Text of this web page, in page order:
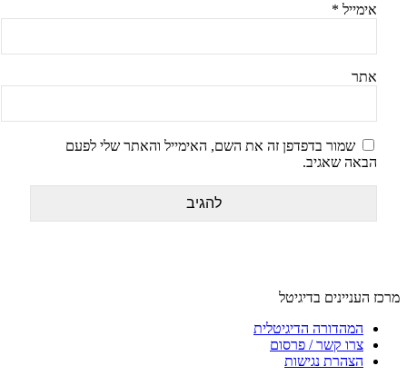
אימייל *
אתר
שמור בדפדפן זה את השם, האימייל והאתר שלי לפעם
הבאה שאגיב.
מרכז העניינים בדיגיטל
המהדורה הדיגיטלית
צרו קשר / פרסום
הצהרת נגישות